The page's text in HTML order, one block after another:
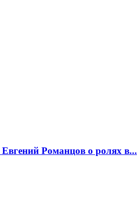
Романцов о ролях в...